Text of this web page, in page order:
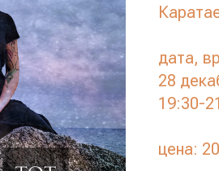
дата,
28
19:30-
цена: